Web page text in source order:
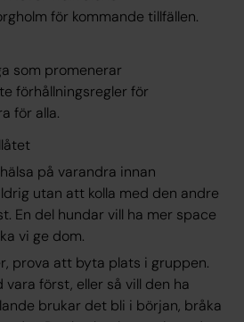
för kommande tillfällen.
som promenerar
förhållningsregler för
för alla.
på varandra innan
utan att kolla med den andre
En del hundar vill ha mer space
vi ge dom.
prova att byta plats i gruppen.
vara först, eller så vill den ha
brukar det bli i början, bråka